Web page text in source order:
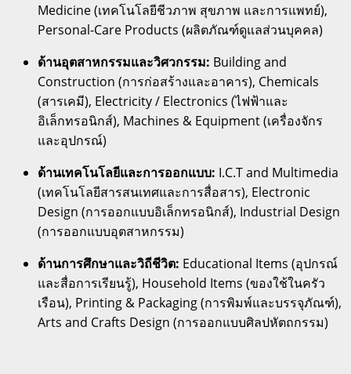
Medicine (เทคโนโลยีชีวภาพ สุขภาพ และการแพทย์),
Personal-Care Products (ผลิตภัณฑ์ดูแลส่วนบุคคล)
ด้านอุตสาหกรรมและวิศวกรรม: Building and
Construction (การก่อสร้างและอาคาร), Chemicals
(สารเคมี), Electricity / Electronics (ไฟฟ้าและ
อิเล็กทรอนิกส์), Machines & Equipment (เครื่องจักร
และอุปกรณ์)
ด้านเทคโนโลยีและการออกแบบ: I.C.T and Multimedia
(เทคโนโลยีสารสนเทศและการสื่อสาร), Electronic
Design (การออกแบบอิเล็กทรอนิกส์), Industrial Design
(การออกแบบอุตสาหกรรม)
ด้านการศึกษาและวิถีชีวิต: Educational Items (อุปกรณ์
และสื่อการเรียนรู้), Household Items (ของใช้ในครัว
เรือน), Printing & Packaging (การพิมพ์และบรรจุภัณฑ์),
Arts and Crafts Design (การออกแบบศิลปหัตถกรรม)